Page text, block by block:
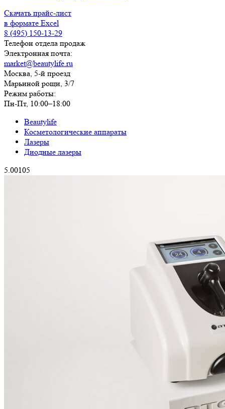
Скачать прайс-лист
в формате Excel
8 (495) 150-13-29
Телефон отдела продаж
Электронная почта:
market@beautylife.ru
Москва, 5-й проезд
Марьиной рощи, 3/7
Режим работы:
Пн-Пт, 10:00–18:00
Beautylife
Косметологические аппараты
Лазеры
Диодные лазеры
5.00105